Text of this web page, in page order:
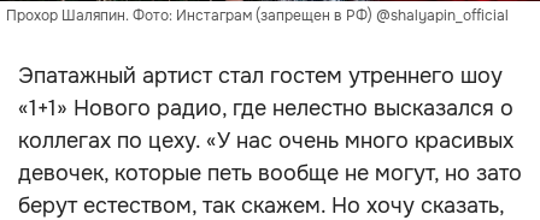
Прохор Шаляпин. Фото: Инстаграм (запрещен в РФ) @shalyapin_official
Эпатажный артист стал гостем утреннего шоу
«1+1» Нового радио, где нелестно высказался о
коллегах по цеху. «У нас очень много красивых
девочек, которые петь вообще не могут, но зато
берут естеством, так скажем. Но хочу сказать,